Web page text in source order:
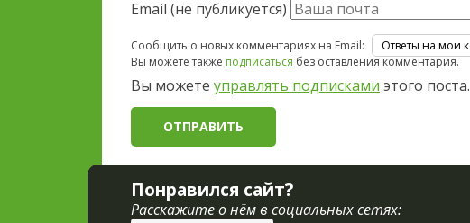
Email (не публикуется)
Сообщить о новых комментариях на Email:
Вы можете также подписаться без оставления комментария.
Вы можете управлять подписками этого поста.
Понравился сайт?
Расскажите о нём в социальных сетях: